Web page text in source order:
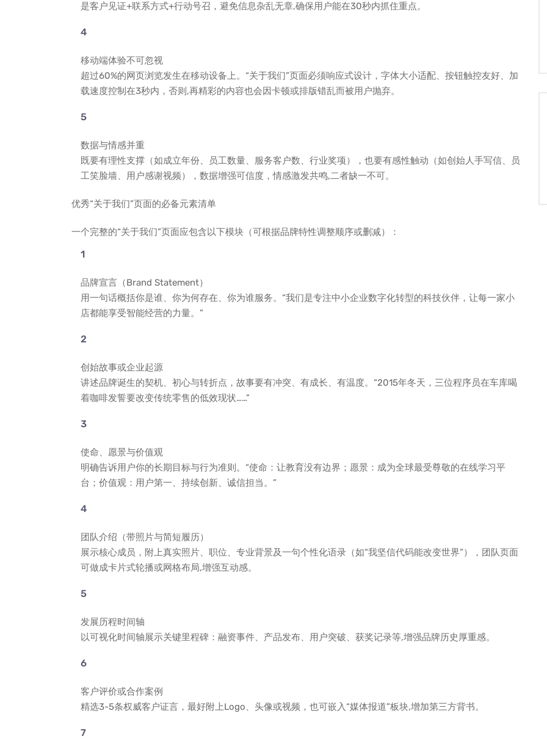
是客户见证+联系方式+行动号召，避免信息杂乱无章,确保用户能在30秒内抓住重点。
移动端体验不可忽视
超过60%的网页浏览发生在移动设备上。“关于我们”页面必须响应式设计，字体大小适配、按钮触控友好、加
载速度控制在3秒内，否则,再精彩的内容也会因卡顿或排版错乱而被用户抛弃。
数据与情感并重
既要有理性支撑（如成立年份、员工数量、服务客户数、行业奖项），也要有感性触动（如创始人手写信、员
工笑脸墙、用户感谢视频），数据增强可信度，情感激发共鸣,二者缺一不可。
优秀“关于我们”页面的必备元素清单
一个完整的“关于我们”页面应包含以下模块（可根据品牌特性调整顺序或删减）：
品牌宣言（Brand Statement）
用一句话概括你是谁、你为何存在、你为谁服务。“我们是专注中小企业数字化转型的科技伙伴，让每一家小
店都能享受智能经营的力量。”
创始故事或企业起源
讲述品牌诞生的契机、初心与转折点，故事要有冲突、有成长、有温度。“2015年冬天，三位程序员在车库喝
着咖啡发誓要改变传统零售的低效现状……”
使命、愿景与价值观
明确告诉用户你的长期目标与行为准则。“使命：让教育没有边界；愿景：成为全球最受尊敬的在线学习平
台；价值观：用户第一、持续创新、诚信担当。”
团队介绍（带照片与简短履历）
展示核心成员，附上真实照片、职位、专业背景及一句个性化语录（如“我坚信代码能改变世界”），团队页面
可做成卡片式轮播或网格布局,增强互动感。
发展历程时间轴
以可视化时间轴展示关键里程碑：融资事件、产品发布、用户突破、获奖记录等,增强品牌历史厚重感。
客户评价或合作案例
精选3-5条权威客户证言，最好附上Logo、头像或视频，也可嵌入“媒体报道”板块,增加第三方背书。